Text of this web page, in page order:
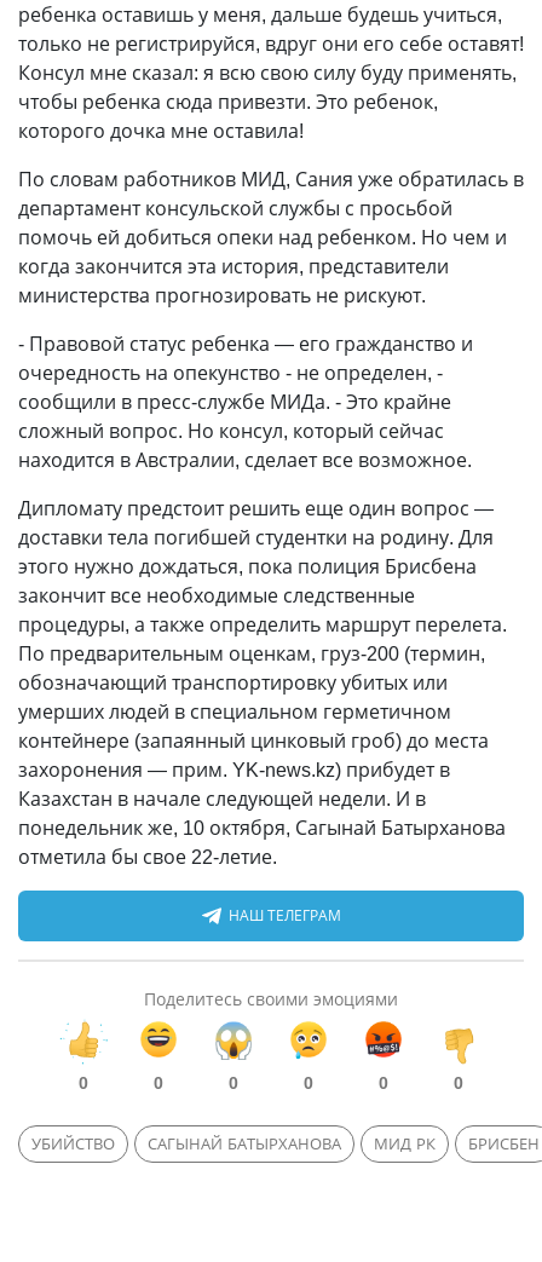
ребенка оставишь у меня, дальше будешь учиться,
только не регистрируйся, вдруг они его себе оставят!
Консул мне сказал: я всю свою силу буду применять,
чтобы ребенка сюда привезти. Это ребенок,
которого дочка мне оставила!
По словам работников МИД, Сания уже обратилась в
департамент консульской службы с просьбой
помочь ей добиться опеки над ребенком. Но чем и
когда закончится эта история, представители
министерства прогнозировать не рискуют.
- Правовой статус ребенка — его гражданство и
очередность на опекунство - не определен, -
сообщили в пресс-службе МИДа. - Это крайне
сложный вопрос. Но консул, который сейчас
находится в Австралии, сделает все возможное.
Дипломату предстоит решить еще один вопрос —
доставки тела погибшей студентки на родину. Для
этого нужно дождаться, пока полиция Брисбена
закончит все необходимые следственные
процедуры, а также определить маршрут перелета.
По предварительным оценкам, груз-200 (термин,
обозначающий транспортировку убитых или
умерших людей в специальном герметичном
контейнере (запаянный цинковый гроб) до места
захоронения — прим. YK-news.kz) прибудет в
Казахстан в начале следующей недели. И в
понедельник же, 10 октября, Сагынай Батырханова
отметила бы свое 22-летие.
НАШ ТЕЛЕГРАМ
Поделитесь своими эмоциями
0 0 0 0 0 0
УБИЙСТВО САГЫНАЙ БАТЫРХАНОВА МИД РК БРИСБЕН